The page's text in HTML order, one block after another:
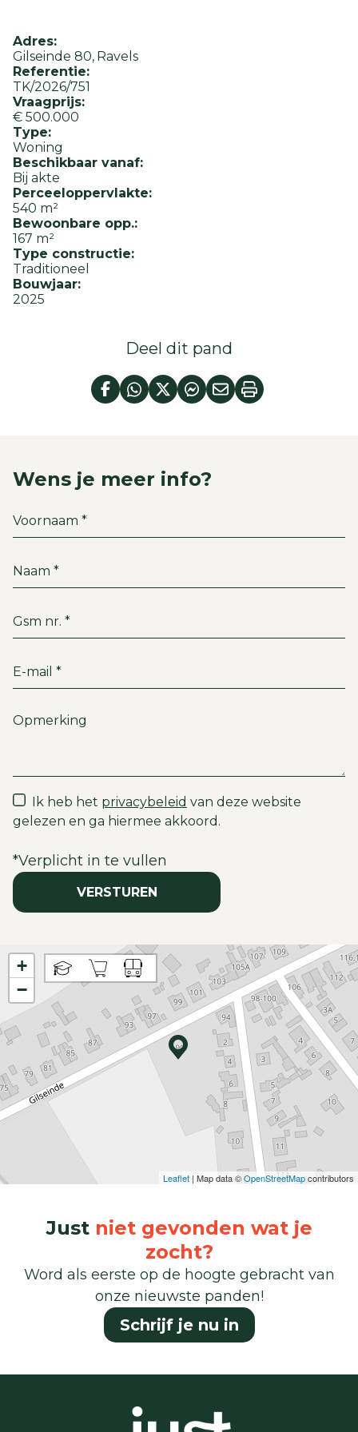
Adres:
Gilseinde 80 Ravels
Referentie:
TK/2026/751
Vraagprijs:
€ 500.000
Type:
Woning
Beschikbaar vanaf:
Bij akte
Perceeloppervlakte:
540 m²
Bewoonbare opp.:
167 m²
Type constructie:
Traditioneel
Bouwjaar:
2025
Deel dit pand
Wens je meer info?
Ik heb het privacybeleid van deze website
gelezen en ga hiermee akkoord.
*Verplicht in te vullen
VERSTUREN
+
−
Leaflet | Map data ©OpenStreetMapcontributors
Just niet gevonden wat je
zocht?
Word als eerste op de hoogte gebracht van
onze nieuwste panden!
Schrijf je nu in